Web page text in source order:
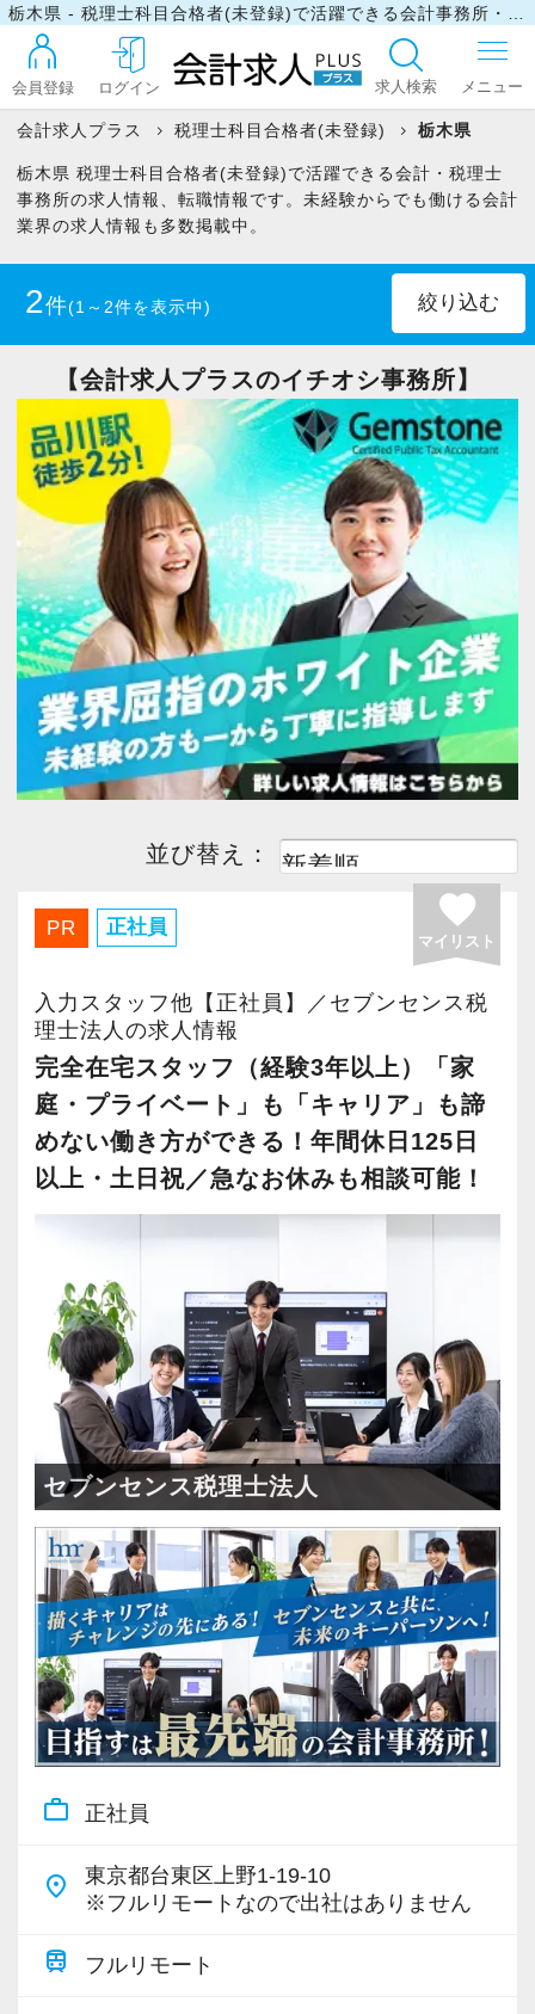
会員登録 ログイン 求人検索
ログイン
マイリスト
お問い合わせ
今すぐ会員登録
PC版サイトを見る
採用ご担当者様
会計求人プラス 税理士科目合格者(未登録) 栃木県
栃木県 税理士科目合格者(未登録)で活躍できる会計・税理士
事務所の求人情報、転職情報です。未経験からでも働ける会計
業界の求人情報も多数掲載中。
2件(1～2件を表示中)
正社員(1) パート・アルバイト(1)
【会計求人プラスのイチオシ事務所】
並び替え：
PR 正社員 favorite
マイリスト
入力スタッフ他【正社員】／セブンセンス税
理士法人の求人情報
完全在宅スタッフ（経験3年以上）「家
庭・プライベート」も「キャリア」も諦
めない働き方ができる！年間休日125日
以上・土日祝／急なお休みも相談可能！
セブンセンス税理士法人
work_outline 正社員
place
東京都台東区上野1-19-10
※フルリモートなので出社はありません
train フルリモート